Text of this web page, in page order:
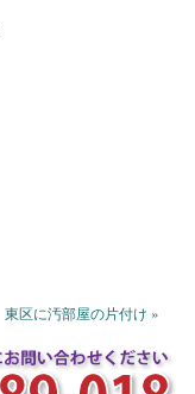
東区に汚部屋の片付け »